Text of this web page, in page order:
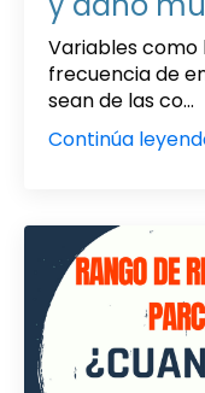
Variables como
frecuencia de
sean de las co...
Continúa